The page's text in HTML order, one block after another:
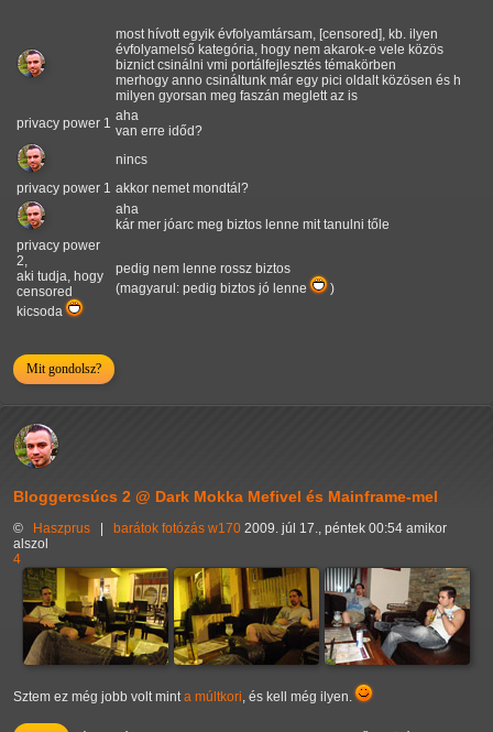
most hívott egyik évfolyamtársam, [censored], kb. ilyen
évfolyamelső kategória, hogy nem akarok-e vele közös
biznict csinálni vmi portálfejlesztés témakörben
merhogy anno csináltunk már egy pici oldalt közösen és h
milyen gyorsan meg faszán meglett az is
privacy power 1 aha
van erre időd?
nincs
privacy power 1 akkor nemet mondtál?
aha
kár mer jóarc meg biztos lenne mit tanulni tőle
privacy power
2,
aki tudja, hogy
censored
kicsoda
pedig nem lenne rossz biztos
(magyarul: pedig biztos jó lenne
)
Mit gondolsz?
Bloggercsúcs 2 @ Dark Mokka Mefivel és Mainframe-mel
© Haszprus barátok fotózás w170 2009. júl 17., péntek 00:54 amikor
alszol
4
Sztem ez még jobb volt minta múltkori, és kell még ilyen.